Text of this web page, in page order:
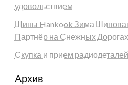
удовольствием
Шины Hankook Зима
Партнёр на Снежных Дорогах
Скупка и прием
Архив